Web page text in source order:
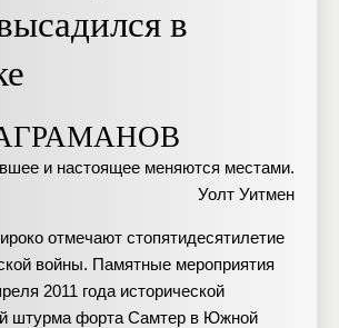
в
и настоящее меняются местами.
Уолт Уитмен
отмечают стопятидесятилетие
войны. Памятные мероприятия
2011 года исторической
штурма форта Самтер в Южной